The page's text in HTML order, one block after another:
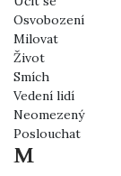
Osvobození
Milovat
Život
Smích
Vedení lidí
Neomezený
Poslouchat
M